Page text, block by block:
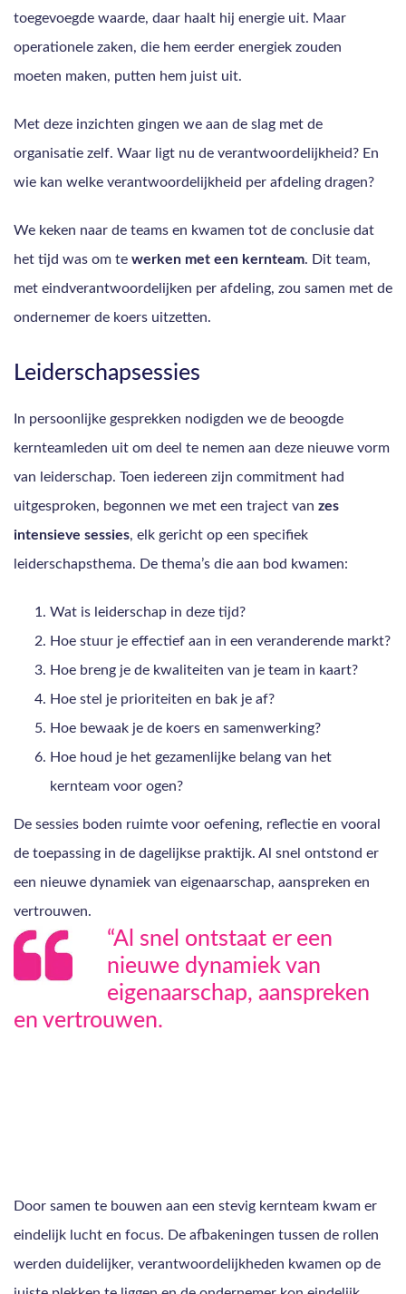
toegevoegde waarde, daar haalt hij energie uit. Maar
operationele zaken, die hem eerder energiek zouden
moeten maken, putten hem juist uit.
Met deze inzichten gingen we aan de slag met de
organisatie zelf. Waar ligt nu de verantwoordelijkheid? En
wie kan welke verantwoordelijkheid per afdeling dragen?
We keken naar de teams en kwamen tot de conclusie dat
het tijd was om te werken met een kernteam. Dit team,
met eindverantwoordelijken per afdeling, zou samen met de
ondernemer de koers uitzetten.
Leiderschapsessies
In persoonlijke gesprekken nodigden we de beoogde
kernteamleden uit om deel te nemen aan deze nieuwe vorm
van leiderschap. Toen iedereen zijn commitment had
uitgesproken, begonnen we met een traject van zes
intensieve sessies, elk gericht op een specifiek
leiderschapsthema. De thema’s die aan bod kwamen:
Wat is leiderschap in deze tijd?
Hoe stuur je effectief aan in een veranderende markt?
Hoe breng je de kwaliteiten van je team in kaart?
Hoe stel je prioriteiten en bak je af?
Hoe bewaak je de koers en samenwerking?
Hoe houd je het gezamenlijke belang van het
kernteam voor ogen?
De sessies boden ruimte voor oefening, reflectie en vooral
de toepassing in de dagelijkse praktijk. Al snel ontstond er
een nieuwe dynamiek van eigenaarschap, aanspreken en
vertrouwen.
“Al snel ontstaat er een
nieuwe dynamiek van
eigenaarschap, aanspreken
en vertrouwen.
Door samen te bouwen aan een stevig kernteam kwam er
eindelijk lucht en focus. De afbakeningen tussen de rollen
werden duidelijker, verantwoordelijkheden kwamen op de